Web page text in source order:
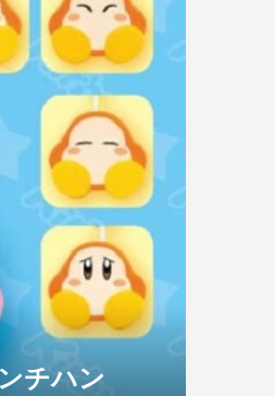
チハン